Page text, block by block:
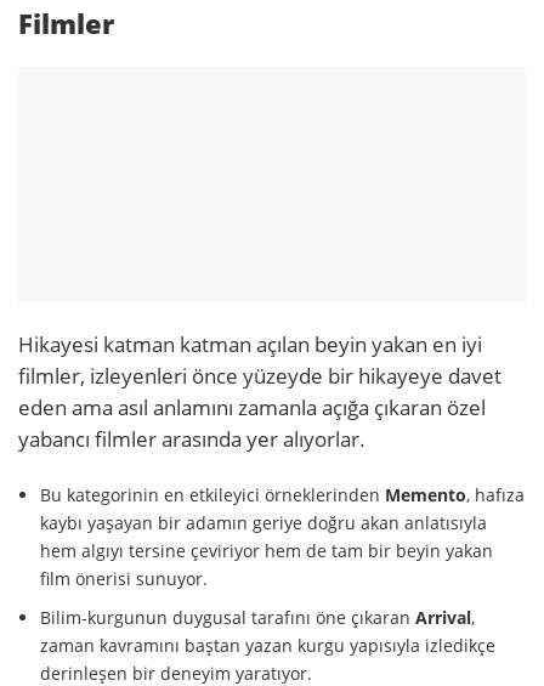
Filmler
Hikayesi katman katman açılan beyin yakan en iyi
filmler, izleyenleri önce yüzeyde bir hikayeye davet
eden ama asıl anlamını zamanla açığa çıkaran özel
yabancı filmler arasında yer alıyorlar.
Bu kategorinin en etkileyici örneklerinden Memento, hafıza
kaybı yaşayan bir adamın geriye doğru akan anlatısıyla
hem algıyı tersine çeviriyor hem de tam bir beyin yakan
film önerisi sunuyor.
Bilim-kurgunun duygusal tarafını öne çıkaranArrival,
zaman kavramını baştan yazan kurgu yapısıyla izledikçe
derinleşen bir deneyim yaratıyor.